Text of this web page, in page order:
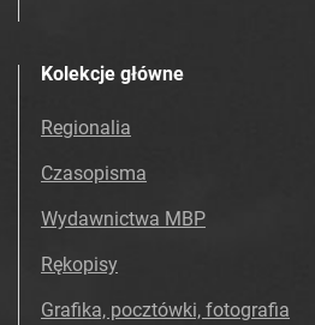
Kolekcje główne
Regionalia
Czasopisma
Wydawnictwa MBP
Rękopisy
Grafika, pocztówki, fotografia